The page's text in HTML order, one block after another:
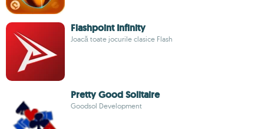
Flashpoint Infinity
Joacă toate jocurile clasice Flash
Pretty Good Solitaire
Goodsol Development